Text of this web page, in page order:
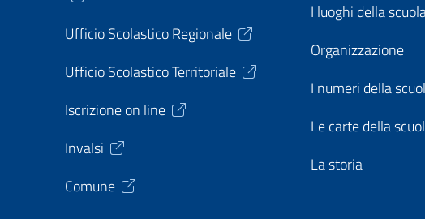
Ufficio Scolastico Regionale
Ufficio Scolastico Territoriale
Iscrizione on line
Invalsi
Comune
I luoghi della
Organizzazione
I numeri della
Le carte della
La storia